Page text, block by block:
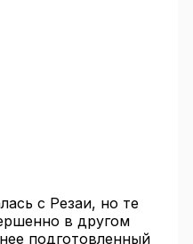
с Резаи, но те
в другом
подготовленный